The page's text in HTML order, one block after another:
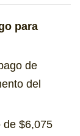
para
de
del
de $6,075